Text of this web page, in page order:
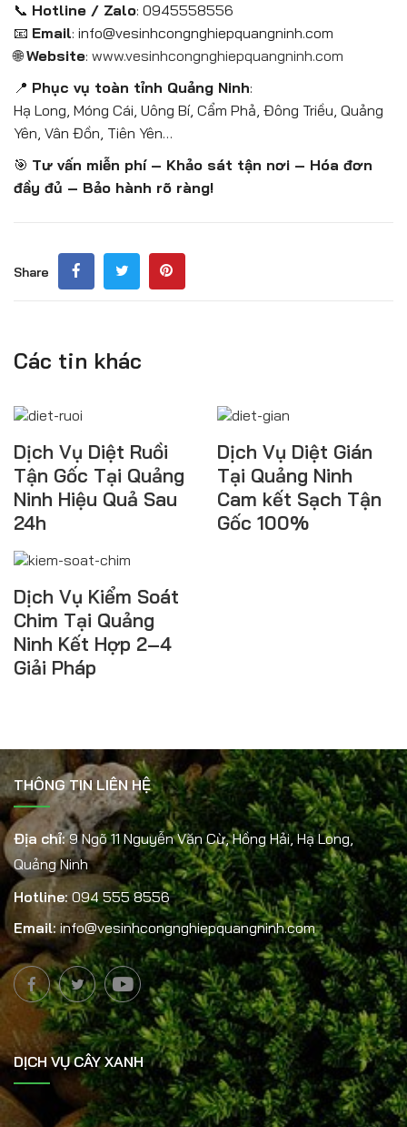
📞 Hotline / Zalo: 0945558556
📧 Email: info@vesinhcongnghiepquangninh.com
🌐Website: www.vesinhcongnghiepquangninh.com
📍 Phục vụ toàn tỉnh Quảng Ninh:
Hạ Long, Móng Cái, Uông Bí, Cẩm Phả, Đông Triều, Quảng
Yên, Vân Đồn, Tiên Yên…
🎯 Tư vấn miễn phí – Khảo sát tận nơi – Hóa đơn
đầy đủ – Bảo hành rõ ràng!
Share
Các tin khác
Dịch Vụ Diệt Ruồi
Tận Gốc Tại Quảng
Ninh Hiệu Quả Sau
24h
Dịch Vụ Diệt Gián
Tại Quảng Ninh
Cam kết Sạch Tận
Gốc 100%
Dịch Vụ Kiểm Soát
Chim Tại Quảng
Ninh Kết Hợp 2–4
Giải Pháp
THÔNG TIN LIÊN HỆ
Địa chỉ: 9 Ngõ 11 Nguyễn Văn Cừ, Hồng Hải, Hạ Long,
Quảng Ninh
Hotline:094 555 8556
Email: info@vesinhcongnghiepquangninh.com
DỊCH VỤ CÂY XANH